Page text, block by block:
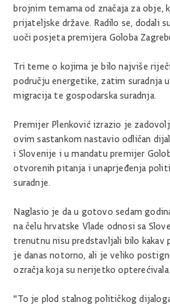
brojnim temama od značaja za obje,
prijateljske države. Radilo se, dodali
uoči posjeta premijera Goloba
Tri teme o kojima je bilo najviše
području energetike, zatim suradnja
migracija te gospodarska suradnja.
Premijer Plenković izrazio je
ovim sastankom nastavio odličan
i Slovenije i u mandatu premijer
otvorenih pitanja i unaprjeđenja
suradnje.
Naglasio je da u gotovo sedam
na čelu hrvatske Vlade odnosi sa
trenutnu nisu predstavljali bilo kakav
je danas notorno, ali je veliko
ozračja koja su nerijetko
"To je plod stalnog političkog